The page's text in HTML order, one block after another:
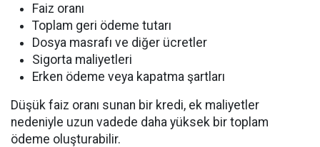
Faiz oranı
Toplam geri ödeme tutarı
Dosya masrafı ve diğer ücretler
Sigorta maliyetleri
Erken ödeme veya kapatma şartları
Düşük faiz oranı sunan bir kredi, ek maliyetler
nedeniyle uzun vadede daha yüksek bir toplam
ödeme oluşturabilir.